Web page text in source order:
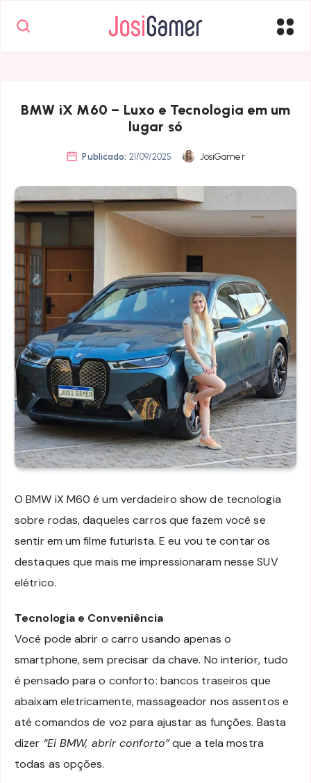
BMW iX M60 – Luxo e Tecnologia em um
lugar só
Publicado: 21/09/2025 JosiGamer
O BMW iX M60 é um verdadeiro show de tecnologia
sobre rodas, daqueles carros que fazem você se
sentir em um filme futurista. E eu vou te contar os
destaques que mais me impressionaram nesse SUV
elétrico.
Tecnologia e Conveniência
Você pode abrir o carro usando apenas o
smartphone, sem precisar da chave. No interior, tudo
é pensado para o conforto: bancos traseiros que
abaixam eletricamente, massageador nos assentos e
até comandos de voz para ajustar as funções. Basta
dizer “Ei BMW, abrir conforto”que a tela mostra
todas as opções.